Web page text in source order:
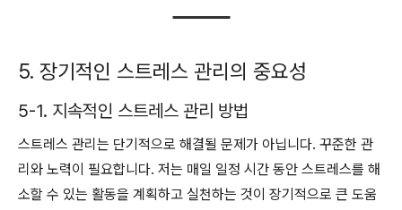
5. 장기적인 스트레스 관리의 중요성
5-1. 지속적인 스트레스 관리 방법
스트레스 관리는 단기적으로 해결될 문제가 아닙니다. 꾸준한 관
리와 노력이 필요합니다. 저는 매일 일정 시간 동안 스트레스를 해
소할 수 있는 활동을 계획하고 실천하는 것이 장기적으로 큰 도움